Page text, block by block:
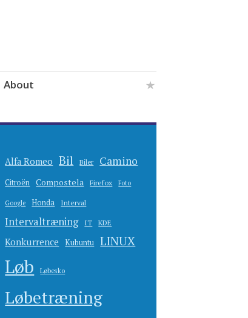
About
Alfa Romeo Bil Biler Camino
Citroën Compostela Firefox Foto
Google Honda Interval
Intervaltræning IT KDE
Konkurrence Kubuntu LINUX
Løb Løbesko
Løbetræning